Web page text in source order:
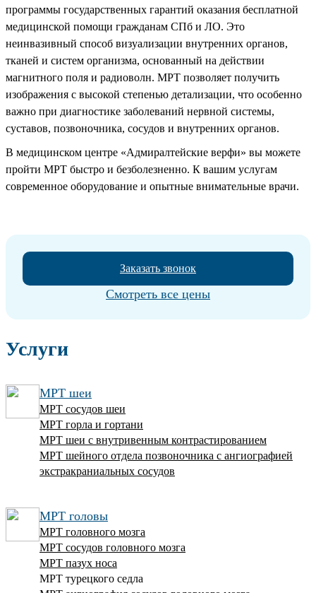
программы государственных гарантий оказания бесплатной
медицинской помощи гражданам СПб и ЛО. Это
неинвазивный способ визуализации внутренних органов,
тканей и систем организма, основанный на действии
магнитного поля и радиоволн. МРТ позволяет получить
изображения с высокой степенью детализации, что особенно
важно при диагностике заболеваний нервной системы,
суставов, позвоночника, сосудов и внутренних органов.
В медицинском центре «Адмиралтейские верфи» вы можете
пройти МРТ быстро и безболезненно. К вашим услугам
современное оборудование и опытные внимательные врачи.
Заказать звонок
Смотреть все цены
Услуги
МРТ шеи
МРТ сосудов шеи
МРТ горла и гортани
МРТ шеи с внутривенным контрастированием
МРТ шейного отдела позвоночника с ангиографией
экстракраниальных сосудов
МРТ головы
МРТ головного мозга
МРТ сосудов головного мозга
МРТ пазух носа
МРТ турецкого седла